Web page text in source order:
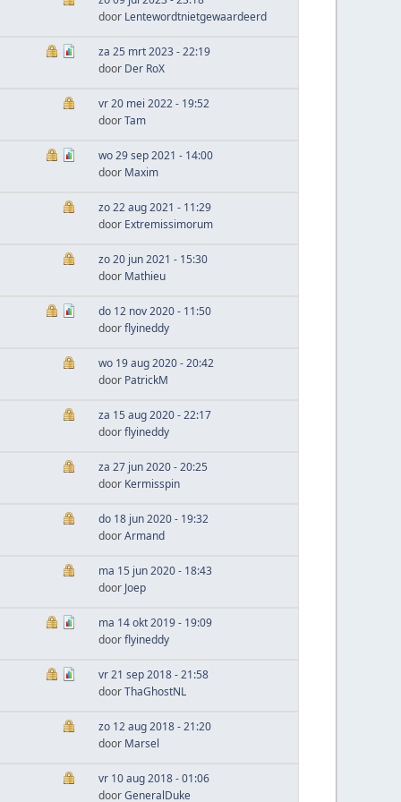
door Lentewordtnietgewaardeerd
za 25 mrt 2023 - 22:19
door Der RoX
vr 20 mei 2022 - 19:52
doorTam
wo 29 sep 2021 - 14:00
door Maxim
zo 22 aug 2021 - 11:29
door Extremissimorum
zo 20 jun 2021 - 15:30
door Mathieu
do 12 nov 2020 - 11:50
doorflyineddy
wo 19 aug 2020 - 20:42
door PatrickM
za 15 aug 2020 - 22:17
doorflyineddy
za 27 jun 2020 - 20:25
door Kermisspin
do 18 jun 2020 - 19:32
doorArmand
ma 15 jun 2020 - 18:43
door Joep
ma 14 okt 2019 - 19:09
doorflyineddy
vr 21 sep 2018 - 21:58
doorThaGhostNL
zo 12 aug 2018 - 21:20
door Marsel
vr 10 aug 2018 - 01:06
doorGeneralDuke